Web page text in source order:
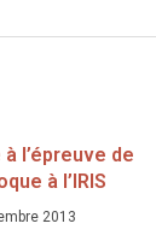
l’épreuve de
à l’IRIS
2013